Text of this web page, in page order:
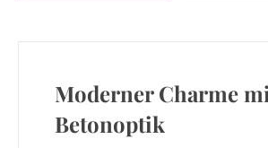
Moderner Charme
Betonoptik